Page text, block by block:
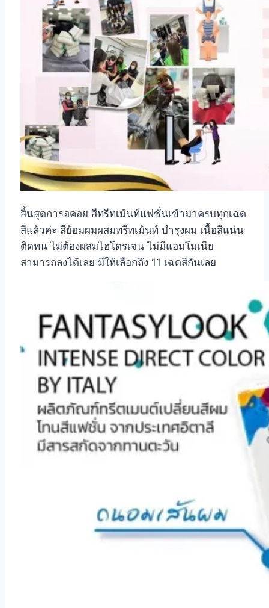
สิ้นสุดการอคอย สีทรีทเม้นท์แฟชั่นเข้ามาครบทุกเฉด
สีแล้วค่ะ สีย้อมผมผสมทรีทเม้นท์ บำรุงผม เนื้อสีแน่น
ติดทน ไม่ต้องผสมไฮโดรเจน ไม่มีแอมโมเนีย
สามารถลงได้เลย มีให้เลือกถึง 11 เฉดสีกันเลย